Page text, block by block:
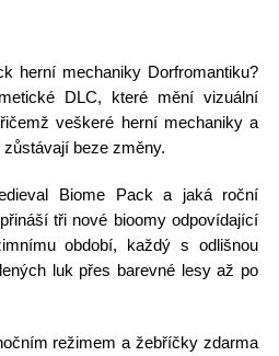
herní mechaniky Dorfromantiku?
DLC, které mění vizuální
veškeré herní mechaniky a
beze změny.
Biome Pack a jaká roční
tři nové bioomy odpovídající
období, každý s odlišnou
luk přes barevné lesy až po
režimem a žebříčky zdarma